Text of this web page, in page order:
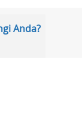
Anda?